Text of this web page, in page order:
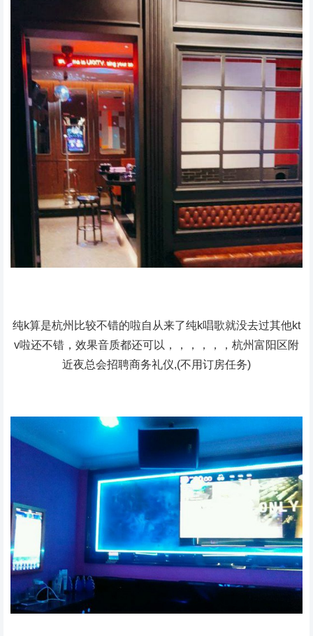
纯k算是杭州比较不错的啦自从来了纯k唱歌就没去过其他kt
v啦还不错，效果音质都还可以，，，，，，杭州富阳区附
近夜总会招聘商务礼仪,(不用订房任务)